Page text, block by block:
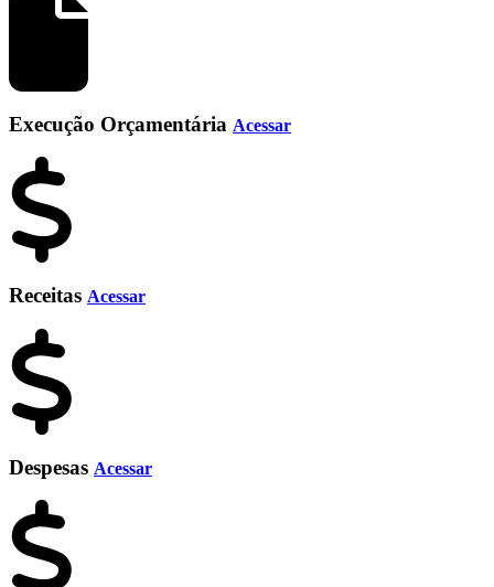
Execução Orçamentária Acessar
Receitas Acessar
Despesas Acessar